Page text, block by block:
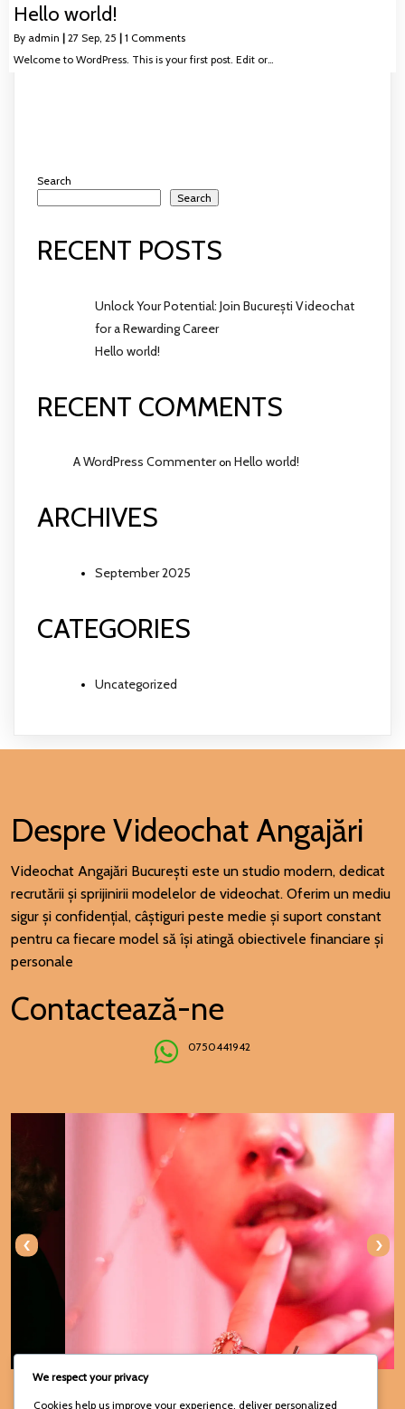
Hello world!
By admin | 27 Sep, 25 | 1 Comments
Welcome to WordPress. This is your first post. Edit or…
Search
Search
RECENT POSTS
Unlock Your Potential: Join București Videochat
for a Rewarding Career
Hello world!
RECENT COMMENTS
A WordPress Commenteron Hello world!
ARCHIVES
September 2025
CATEGORIES
Uncategorized
Despre Videochat Angajări
Videochat Angajări București este un studio modern, dedicat
recrutării și sprijinirii modelelor de videochat. Oferim un mediu
sigur și confidențial, câștiguri peste medie și suport constant
pentru ca fiecare model să își atingă obiectivele financiare și
personale
Contactează-ne
0750441942
‹ ›
We respect your privacy
Cookies help us improve your experience, deliver personalized